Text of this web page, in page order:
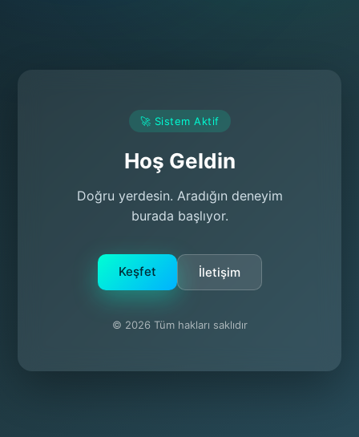
🚀 Sistem Aktif
Hoş Geldin
Doğru yerdesin. Aradığın deneyim
burada başlıyor.
Keşfet İletişim
© 2026 Tüm hakları saklıdır